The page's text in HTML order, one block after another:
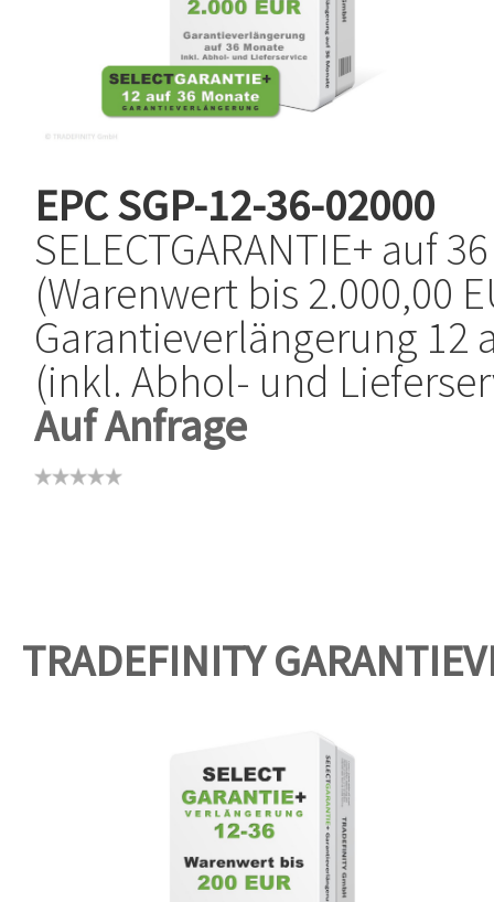
EPCSGP-12-36-02000
SELECTGARANTIE+ auf
(Warenwert bis 2.000,00
Garantieverlängerung 12
(inkl. Abhol- und
Auf Anfrage
TRADEFINITY